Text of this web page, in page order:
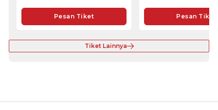
Pesan Tiket Pesan Tiket
Tiket Lainnya